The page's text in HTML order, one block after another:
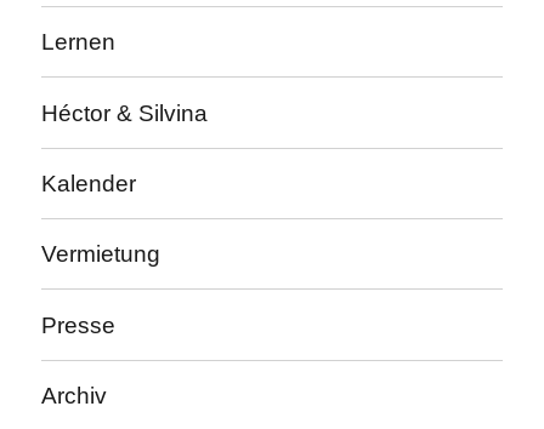
Lernen
Héctor & Silvina
Kalender
Vermietung
Presse
Archiv